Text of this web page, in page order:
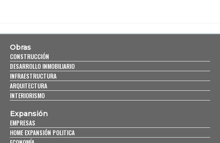
Obras
CONSTRUCCIÓN
DESARROLLO INMOBILIARIO
INFRAESTRUCTURA
ARQUITECTURA
INTERIORISMO
Expansión
EMPRESAS
HOME EXPANSIÓN POLITICA